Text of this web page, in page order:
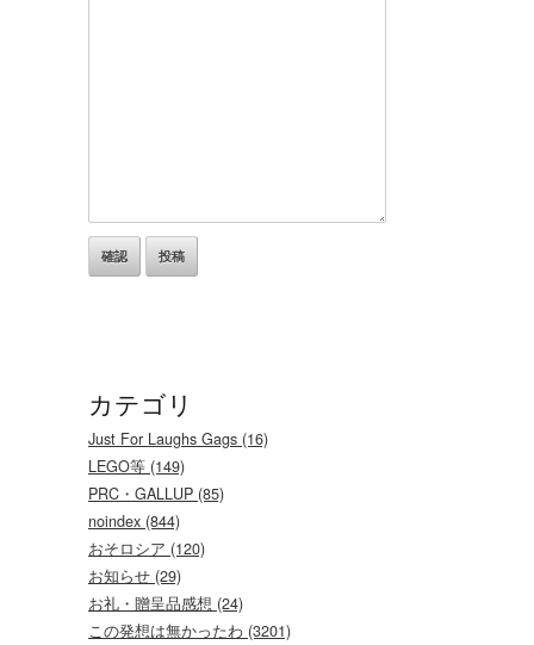
カテゴリ
Just For Laughs Gags (16)
LEGO等 (149)
PRC・GALLUP (85)
noindex (844)
おそロシア (120)
お知らせ (29)
お礼・贈呈品感想 (24)
この発想は無かったわ (3201)